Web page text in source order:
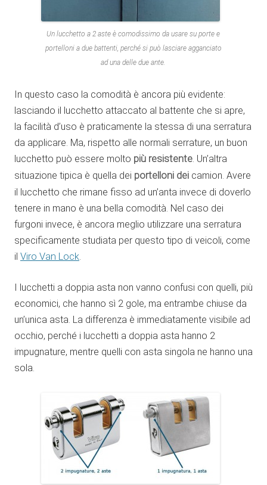
Un lucchetto a 2 aste è comodissimo da usare su porte e
portelloni a due battenti, perché si può lasciare agganciato
ad una delle due ante.
In questo caso la comodità è ancora più evidente:
lasciando il lucchetto attaccato al battente che si apre,
la facilità d’uso è praticamente la stessa di una serratura
da applicare. Ma, rispetto alle normali serrature, un buon
lucchetto può essere molto più resistente. Un’altra
situazione tipica è quella dei portelloni dei camion. Avere
il lucchetto che rimane fisso ad un’anta invece di doverlo
tenere in mano è una bella comodità. Nel caso dei
furgoni invece, è ancora meglio utilizzare una serratura
specificamente studiata per questo tipo di veicoli, come
il Viro Van Lock.
I lucchetti a doppia asta non vanno confusi con quelli, più
economici, che hanno sì 2 gole, ma entrambe chiuse da
un’unica asta. La differenza è immediatamente visibile ad
occhio, perché i lucchetti a doppia asta hanno 2
impugnature, mentre quelli con asta singola ne hanno una
sola.